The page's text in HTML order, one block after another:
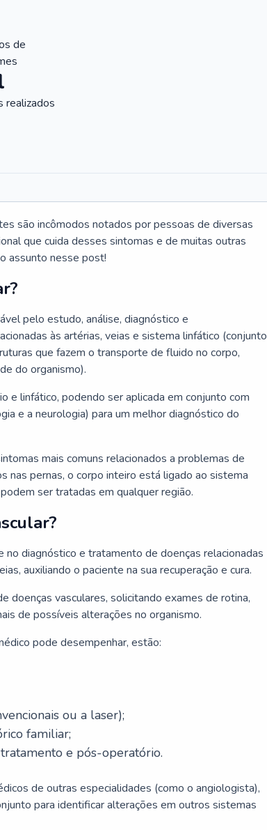
de
realizados
são incômodos notados por pessoas de diversas
que cuida desses sintomas e de muitas outras
assunto nesse post!
pelo estudo, análise, diagnóstico e
às artérias, veias e sistema linfático (conjunto
que fazem o transporte de fluido no corpo,
do organismo).
e linfático, podendo ser aplicada em conjunto com
e a neurologia) para um melhor diagnóstico do
mais comuns relacionados a problemas de
nas pernas, o corpo inteiro está ligado ao sistema
ser tratadas em qualquer região.
no diagnóstico e tratamento de doenças relacionadas
auxiliando o paciente na sua recuperação e cura.
doenças vasculares, solicitando exames de rotina,
de possíveis alterações no organismo.
pode desempenhar, estão:
ou a laser);
familiar;
e pós-operatório.
de outras especialidades (como o angiologista),
para identificar alterações em outros sistemas